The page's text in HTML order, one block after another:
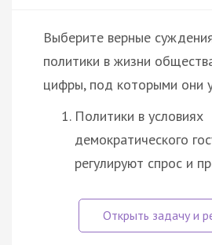
Выберите верные
политики в жизни
цифры, под которыми они
Политики в условиях
демократического
регулируют спрос и